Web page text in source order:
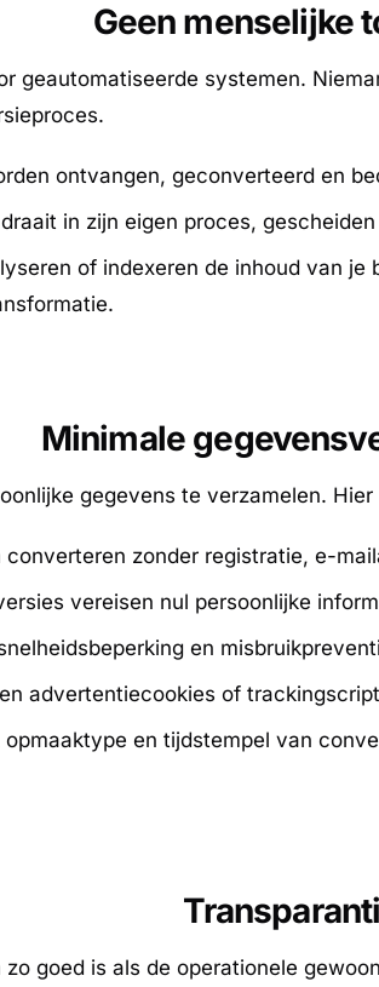
Geen menselijke
geautomatiseerde systemen.
ontvangen, geconverteerd en
in zijn eigen proces,
of indexeren de inhoud van
Minimale
gegevens te verzamelen.
zonder registratie, e-
vereisen nul persoonlijke
en
advertentiecookies of
en tijdstempel van
goed is als de operationele